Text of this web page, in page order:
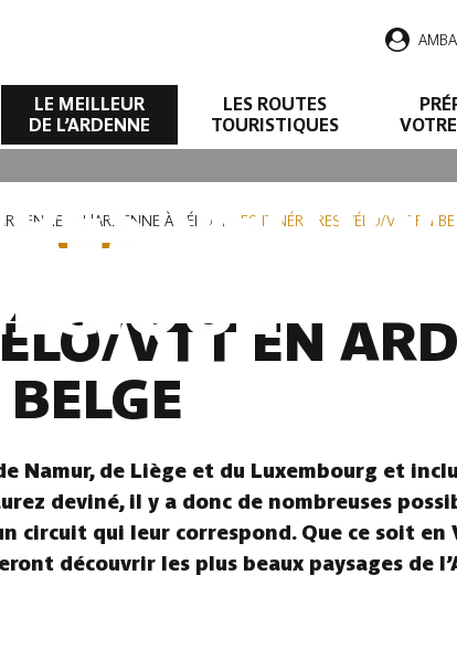
LE MEILLEUR
DE L’ARDENNE
LES ROUTES
TOURISTIQUES
VÉLO/
L'ARDENNE À VÉLO LES ITINÉRAIRES VÉLO/VTT EN
VTT EN
BELGE
Namur, de Liège et du Luxembourg et
deviné, il y a donc de nombreuses
circuit qui leur correspond. Que ce soit en
découvrir les plus beaux paysages de